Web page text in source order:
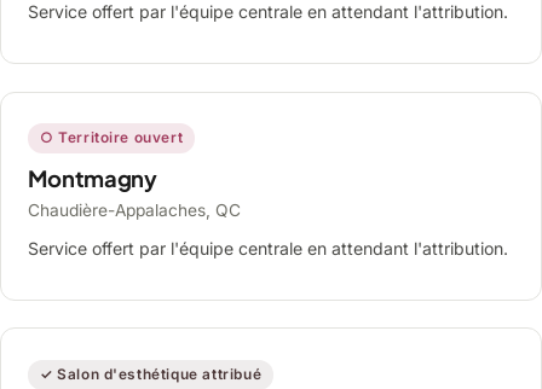
Service offert par l'équipe centrale en attendant l'attribution.
○ Territoire ouvert
Montmagny
Chaudière-Appalaches, QC
Service offert par l'équipe centrale en attendant l'attribution.
✓ Salon d'esthétique attribué